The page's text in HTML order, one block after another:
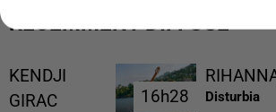
RÉCEMMENT DIFFUSÉ
KENDJI
GIRAC
16h28
16h28 Disturbia